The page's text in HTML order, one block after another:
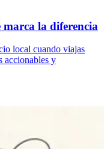
la diferencia
local cuando viajas
accionables y